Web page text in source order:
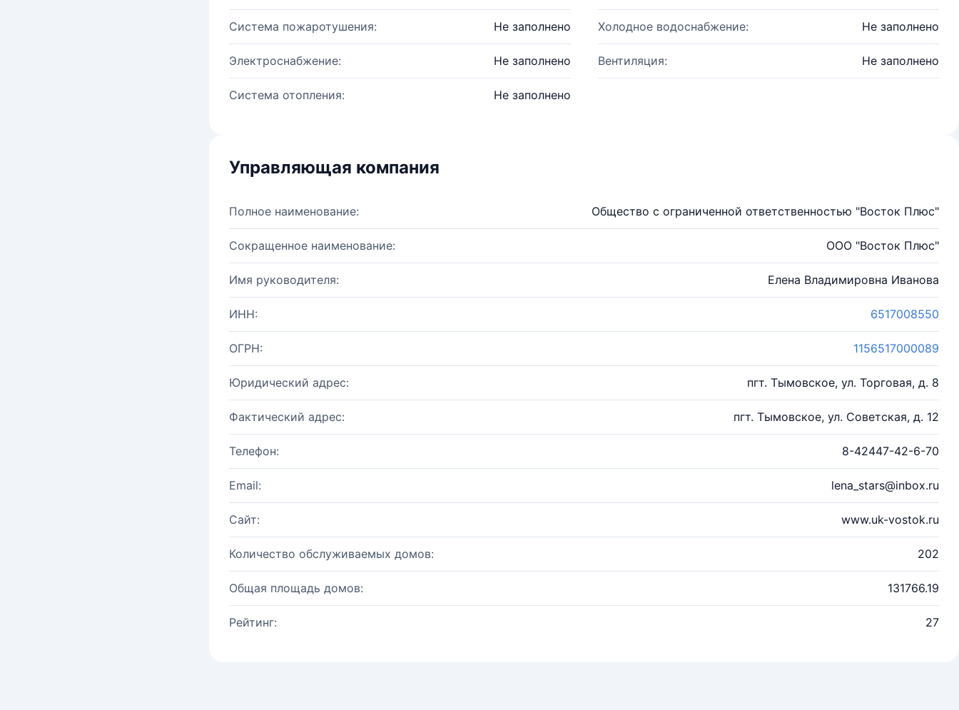
Система пожаротушения: Не заполнено Холодное водоснабжение: Не заполнено
Электроснабжение: Не заполнено Вентиляция: Не заполнено
Система отопления: Не заполнено
Управляющая компания
Полное наименование: Общество с ограниченной ответственностью "Восток Плюс"
Сокращенное наименование: OOO "Восток Плюс"
Имя руководителя: Елена Владимировна Иванова
ИНН: 6517008550
ОГРН: 1156517000089
Юридический адрес: пгт. Тымовское, ул. Торговая, д. 8
Фактический адрес: пгт. Тымовское, ул. Советская, д. 12
Телефон: 8-42447-42-6-70
Email: lena_stars@inbox.ru
Сайт: www.uk-vostok.ru
Количество обслуживаемых домов: 202
Общая площадь домов: 131766.19
Рейтинг: 27